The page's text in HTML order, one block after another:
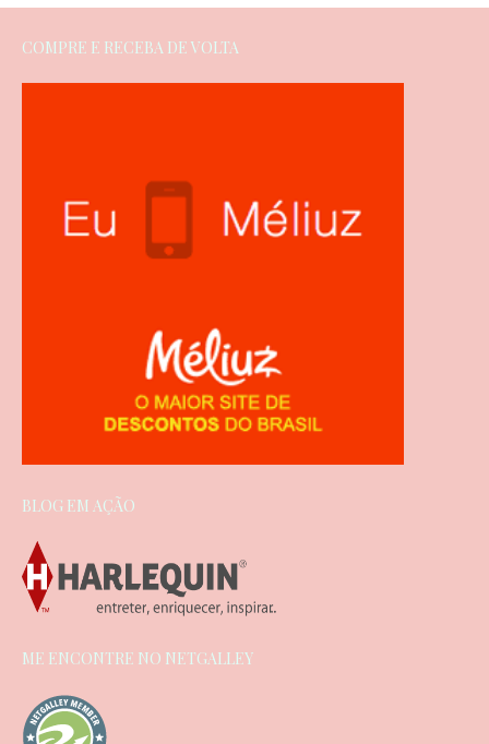
COMPRE E RECEBA DE VOLTA
BLOG EM AÇÃO
ME ENCONTRE NO NETGALLEY